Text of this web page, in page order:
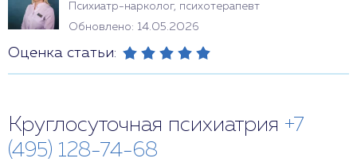
Психиатр-нарколог, психотерапевт
Обновлено: 14.05.2026
Оценка статьи:
Круглосуточная психиатрия +7
(495) 128-74-68